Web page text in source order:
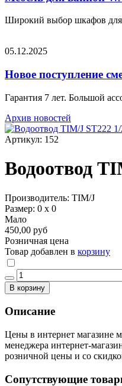
Широкий выбор шкафов для
05.12.2025
Новое поступление
Гарантия 7 лет. Большой
Архив новостей
Артикул: 152
Водоотвод
Производитель: TIM/J
Размер: 0 х 0
Мало
450,00 руб
Розничная цена
Товар добавлен в корзину
В корзину
Описание
Цены в интернет магазине
менеджера интернет-
розничной цены и со
Сопутствующие